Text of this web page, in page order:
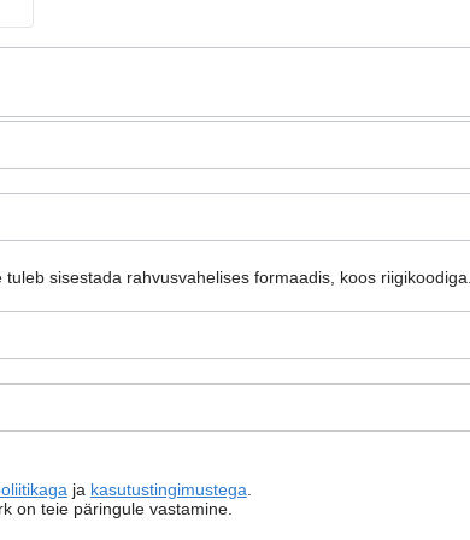
sisestada rahvusvahelises formaadis, koos riigikoodiga.
ja kasutustingimustega
on teie päringule vastamine.